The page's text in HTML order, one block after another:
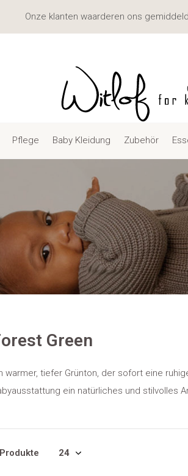
Pflege Baby Kleidung Zubehör
Onze klanten waarderen ons
Green
warmer, tiefer Grünton, der sofort eine
ein natürliches und stilvolles